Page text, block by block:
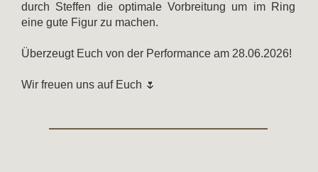
durch Steffen die optimale Vorbreitung um im Ring
eine gute Figur zu machen.
Überzeugt Euch von der Performance am 28.06.2026!
Wir freuen uns auf Euch 🌷